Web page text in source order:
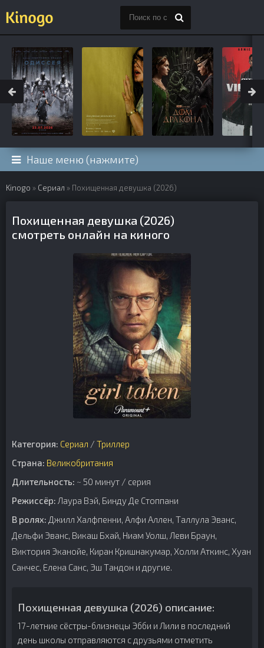
Наше меню (нажмите)
Kinogo » Сериал » Похищенная девушка (2026)
Похищенная девушка (2026)
смотреть онлайн на киного
Категория: Сериал / Триллер
Страна: Великобритания
Длительность: ~ 50 минут / серия
Режиссёр: Лаура Вэй, Бинду Де Стоппани
В ролях: Джилл Халфпенни, Алфи Аллен, Таллула Эванс,
Дельфи Эванс, Викаш Бхай, Ниам Уолш, Леви Браун,
Виктория Эканойе, Киран Кришнакумар, Холли Аткинс, Хуан
Санчес, Елена Санс, Эш Тандон и другие.
Похищенная девушка (2026) описание:
17-летние сёстры-близнецы Эбби и Лили в последний
день школы отправляются с друзьями отметить